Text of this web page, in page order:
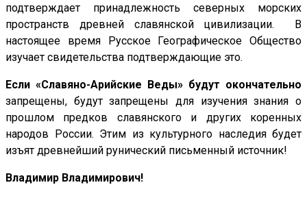
подтверждает принадлежность северных морских
пространств древней славянской цивилизации. В
настоящее время Русское Географическое Общество
изучает свидетельства подтверждающие это.
Если «Славяно-Арийские Веды» будут окончательно
запрещены, будут запрещены для изучения знания о
прошлом предков славянского и других коренных
народов России. Этим из культурного наследия будет
изъят древнейший рунический письменный источник!
Владимир Владимирович!